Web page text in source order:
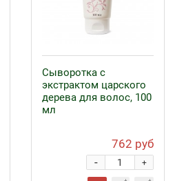
Сыворотка с
экстрактом царского
дерева для волос, 100
мл
762 руб
+
-